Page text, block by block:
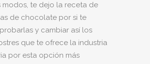
modos, te dejo la receta de
de chocolate por si te
y cambiar así los
que te ofrece la industria
por esta opción más